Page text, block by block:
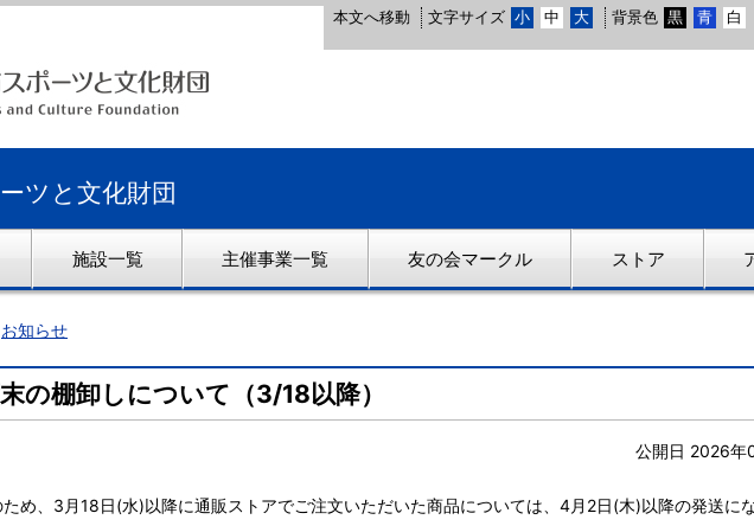
本文へ移動 文字サイズ 小 中 大 背景色 黒 青 白
ツと文化財団
施設一覧 主催事業一覧 友の会マークル ストア
お知らせ
の棚卸しについて（3/18以降）
公開日 2026年
め、3月18日(水)以降に通販ストアでご注文いただいた商品については、4月2日(木)以降の発送に